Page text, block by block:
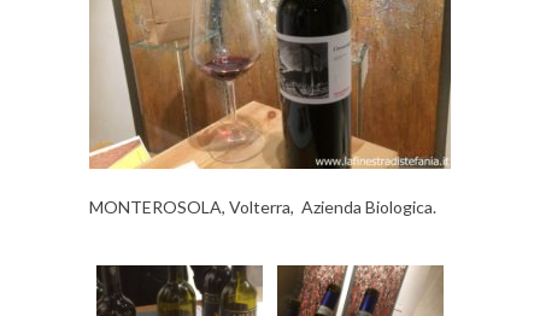
MONTEROSOLA, Volterra, Azienda Biologica.